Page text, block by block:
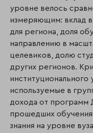
уровне велось
измеряющим: вклад
для региона, доля
направлению в
целевиков, долю
других регионов.
институционального
используемые в
дохода от программ
прошедших
знания на уровне